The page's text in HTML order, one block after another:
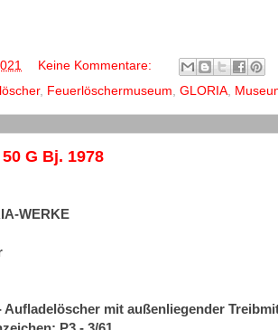
Keine Kommentare:
, Feuerlöschermuseum, GLORIA,
G Bj. 1978
WERKE
Aufladelöscher mit außenliegender